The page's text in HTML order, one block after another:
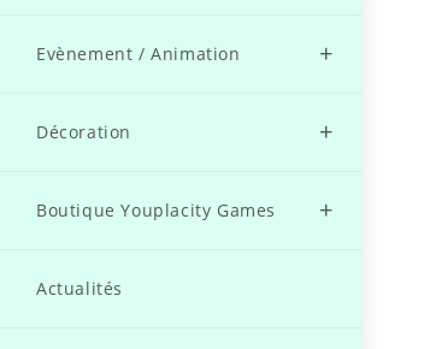
Evènement / Animation
Décoration
Boutique Youplacity Games
Actualités